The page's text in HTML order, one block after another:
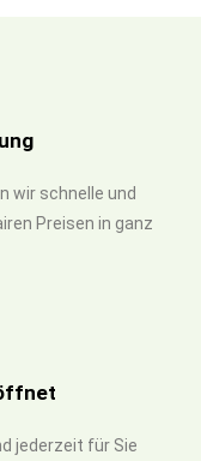
wir schnelle und
Preisen in ganz
jederzeit für Sie